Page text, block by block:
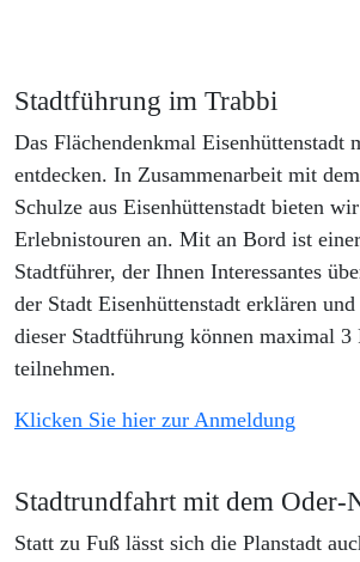
Stadtführung im Trabbi
Das Flächendenkmal Eisenhüttenstadt
entdecken. In Zusammenarbeit mit
Schulze aus Eisenhüttenstadt bieten
Erlebnistouren an. Mit an Bord ist
Stadtführer, der Ihnen Interessantes
der Stadt Eisenhüttenstadt erklären
dieser Stadtführung können maximal 3
teilnehmen.
Klicken Sie hier zur Anmeldung
Stadtrundfahrt mit dem Oder-
Statt zu Fuß lässt sich die Planstadt